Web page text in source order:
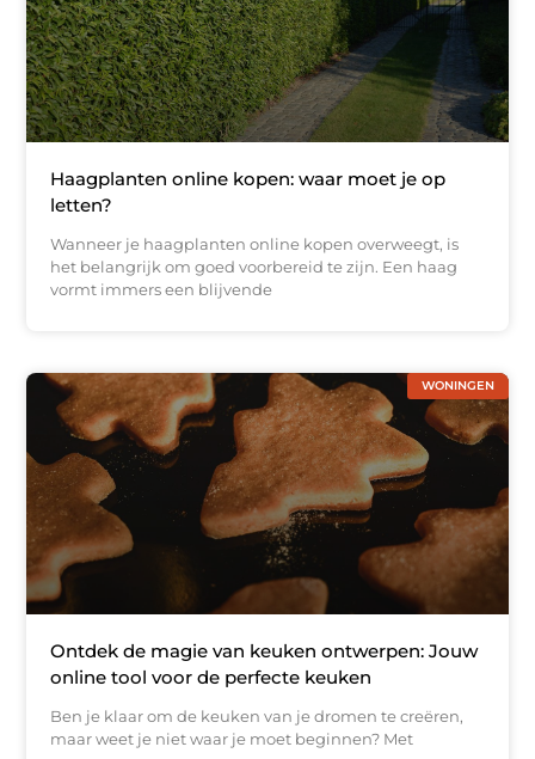
Haagplanten online kopen: waar moet je op
letten?
Wanneer je haagplanten online kopen overweegt, is
het belangrijk om goed voorbereid te zijn. Een haag
vormt immers een blijvende
WONINGEN
Ontdek de magie van keuken ontwerpen: Jouw
online tool voor de perfecte keuken
Ben je klaar om de keuken van je dromen te creëren,
maar weet je niet waar je moet beginnen? Met